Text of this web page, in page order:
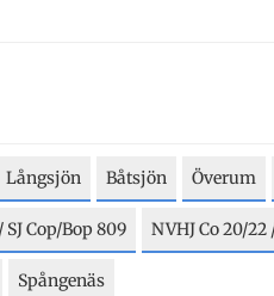
Långsjön Båtsjön Överum
SJ Cop/Bop 809 NVHJ Co 20/22
Spångenäs